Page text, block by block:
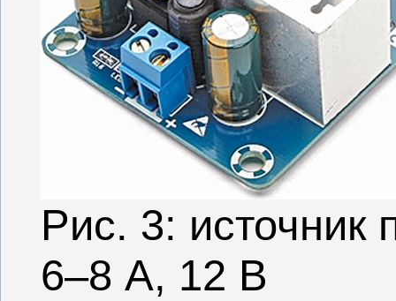
Рис. 3: источник
6–8 А, 12 В